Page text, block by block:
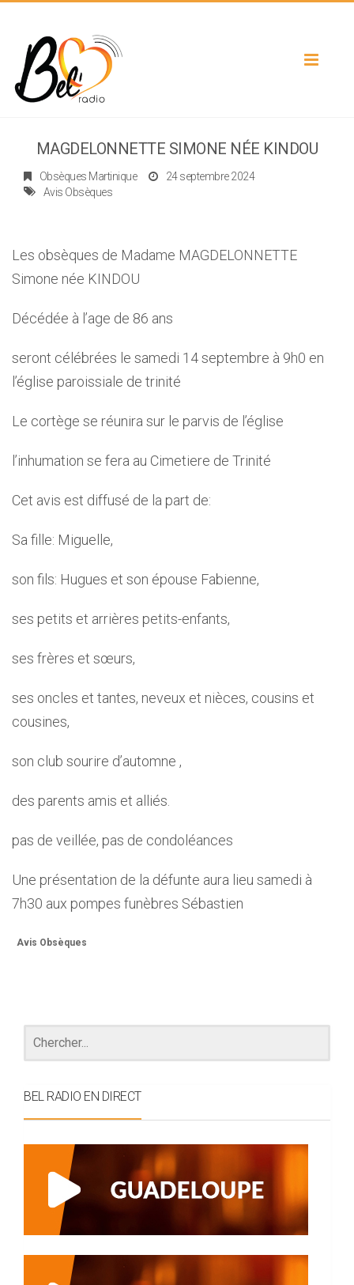
Toggle
MAGDELONNETTE SIMONE NÉE KINDOU
Obsèques Martinique
24 septembre 2024
Avis Obsèques
Les obsèques de Madame MAGDELONNETTE
Simone née KINDOU
Décédée à l’age de 86 ans
seront célébrées le samedi 14 septembre à 9h0 en
l’église paroissiale de trinité
Le cortège se réunira sur le parvis de l’église
l’inhumation se fera au Cimetiere de Trinité
Cet avis est diffusé de la part de:
Sa fille: Miguelle,
son fils: Hugues et son épouse Fabienne,
ses petits et arrières petits-enfants,
ses frères et sœurs,
ses oncles et tantes, neveux et nièces, cousins et
cousines,
son club sourire d’automne ,
des parents amis et alliés.
pas de veillée, pas de condoléances
Une présentation de la défunte aura lieu samedi à
7h30 aux pompes funèbres Sébastien
Avis Obsèques
BEL RADIO EN DIRECT